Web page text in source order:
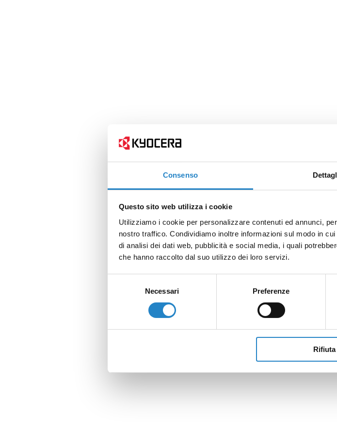
Consenso
Questo sito web utilizza i cookie
Utilizziamo i cookie per personalizzare contenuti ed annunci,
nostro traffico. Condividiamo inoltre informazioni sul modo in
di analisi dei dati web, pubblicità e social media, i quali
che hanno raccolto dal suo utilizzo dei loro servizi.
Necessari Preferenze
Rifiuta